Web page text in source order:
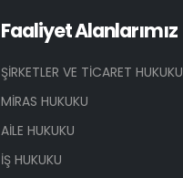
Faaliyet Alanlarımız
ŞİRKETLER VE TİCARET HUKUKU
MİRAS HUKUKU
AİLE HUKUKU
İŞ HUKUKU